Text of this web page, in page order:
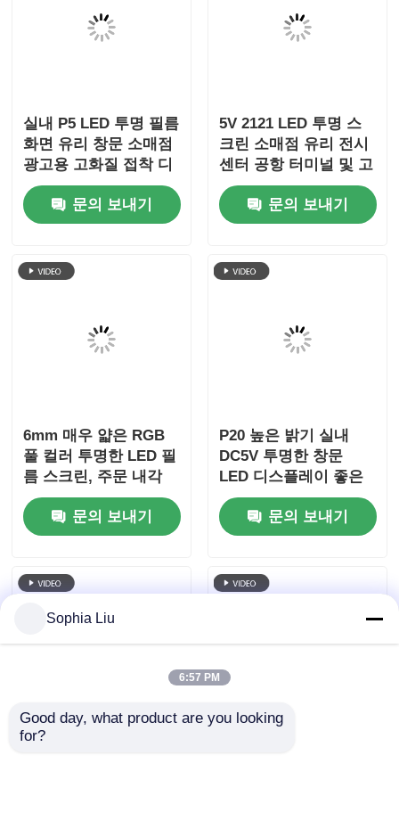
실내 P5 LED 투명 필름
화면 유리 창문 소매점
광고용 고화질 접착 디
스플레이
문의 보내기
5V 2121 LED 투명 스
크린 소매점 유리 전시
센터 공항 터미널 및 고
급 브랜드 쇼케이스를
위한 맑은 디지털 미디
어 디스플레이
문의 보내기
6mm 매우 얇은 RGB
풀 컬러 투명한 LED 필
름 스크린, 주문 내각
차원, 쇼핑 센터 상점
창 상업 광고를 위한 높
은 투명도 가동 가능한
문의 보내기
P20 높은 밝기 실내
DC5V 투명한 창문
LED 디스플레이 좋은
품질 판탈라 LED 투명
한 화면 문의 보내기
Sophia Liu
6:57 PM
Good day, what product are you looking
for?